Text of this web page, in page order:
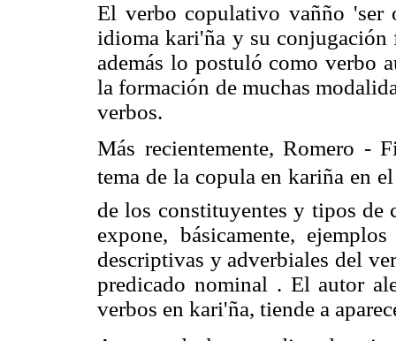
El verbo copulativo vañño 'ser
idioma kari'ña y su
además lo postuló como verbo
la formación de muchas
verbos.
Más recientemente, Romero -
tema de la copula en kariña en
de los constituyentes y tipos de
expone, básicamente,
descriptivas y adverbiales del
predicado nominal . El autor
verbos en kari'ña, tiende a